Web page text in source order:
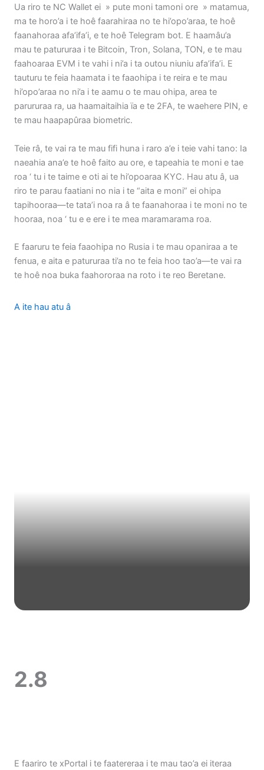
Ua riro te NC Wallet ei » pute moni tamoni ore » matamua,
ma te horo’a i te hoê faarahiraa no te hi’opo’araa, te hoê
faanahoraa afa’ifa’i, e te hoê Telegram bot. E haamâu’a
mau te patururaa i te Bitcoin, Tron, Solana, TON, e te mau
faahoaraa EVM i te vahi i ni’a i ta outou niuniu afa’ifa’i. E
tauturu te feia haamata i te faaohipa i te reira e te mau
hi’opo’araa no ni’a i te aamu o te mau ohipa, area te
parururaa ra, ua haamaitaihia ïa e te 2FA, te waehere PIN, e
te mau haapapûraa biometric.
Teie râ, te vai ra te mau fifi huna i raro a’e i teie vahi tano: Ia
naeahia ana’e te hoê faito au ore, e tapeahia te moni e tae
roa ‘ tu i te taime e oti ai te hi’opoaraa KYC. Hau atu â, ua
riro te parau faatiani no nia i te “aita e moni” ei ohipa
tapihooraa—te tata’i noa ra â te faanahoraa i te moni no te
hooraa, noa ‘ tu e e ere i te mea maramarama roa.
E faaruru te feia faaohipa no Rusia i te mau opaniraa a te
fenua, e aita e patururaa ti’a no te feia hoo tao’a—te vai ra
te hoê noa buka faahororaa na roto i te reo Beretane.
A ite hau atu â
2.8
E faariro te xPortal i te faatereraa i te mau tao’a ei iteraa